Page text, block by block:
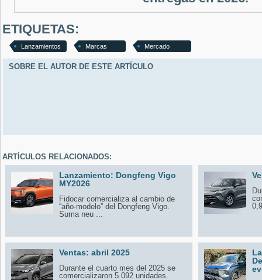
ETIQUETAS:
Lanzamientos Marcas Mercado
SOBRE EL AUTOR DE ESTE ARTÍCULO
ARTÍCULOS RELACIONADOS:
Lanzamiento: Dongfeng Vigo
MY2026
Fidocar comercializa al cambio de
“año-modelo” del Dongfeng Vigo.
Suma neu ...
Ventas: abril 2025
Durante el cuarto mes del 2025 se
comercializaron 5.092 unidades.